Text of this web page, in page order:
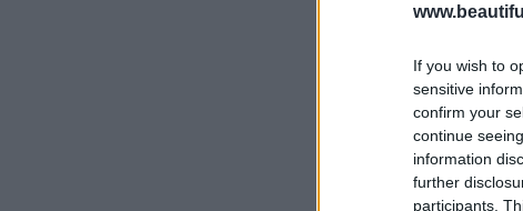
If you wish to
sensitive
confirm your
continue
information
further
participants.